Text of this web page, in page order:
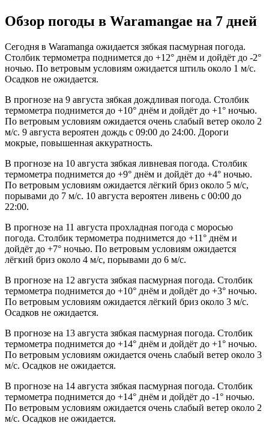
Обзор погоды в Waramangaе на 7 дней
Сегодня в Waramanga ожидается зябкая пасмурная погода.
Столбик термометра поднимется до +12° днём и дойдёт до -2°
ночью. По ветровым условиям ожидается штиль около 1 м/с.
Осадков не ожидается.
В прогнозе на 9 августа зябкая дождливая погода. Столбик
термометра поднимется до +10° днём и дойдёт до +1° ночью.
По ветровым условиям ожидается очень слабый ветер около 2
м/с. 9 августа вероятен дождь с 09:00 до 24:00. Дороги
мокрые, повышенная аккуратность.
В прогнозе на 10 августа зябкая ливневая погода. Столбик
термометра поднимется до +9° днём и дойдёт до +4° ночью.
По ветровым условиям ожидается лёгкий бриз около 5 м/с,
порывами до 7 м/с. 10 августа вероятен ливень с 00:00 до
22:00.
В прогнозе на 11 августа прохладная погода с моросью
погода. Столбик термометра поднимется до +11° днём и
дойдёт до +7° ночью. По ветровым условиям ожидается
лёгкий бриз около 4 м/с, порывами до 6 м/с.
В прогнозе на 12 августа зябкая пасмурная погода. Столбик
термометра поднимется до +10° днём и дойдёт до +3° ночью.
По ветровым условиям ожидается лёгкий бриз около 3 м/с.
Осадков не ожидается.
В прогнозе на 13 августа зябкая пасмурная погода. Столбик
термометра поднимется до +14° днём и дойдёт до +1° ночью.
По ветровым условиям ожидается очень слабый ветер около 3
м/с. Осадков не ожидается.
В прогнозе на 14 августа зябкая пасмурная погода. Столбик
термометра поднимется до +14° днём и дойдёт до -1° ночью.
По ветровым условиям ожидается очень слабый ветер около 2
м/с. Осадков не ожидается.